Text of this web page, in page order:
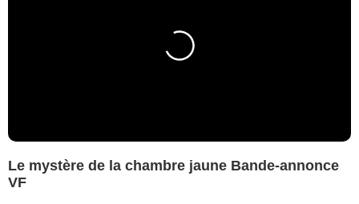
Le mystère de la chambre jaune Bande-annonce
VF